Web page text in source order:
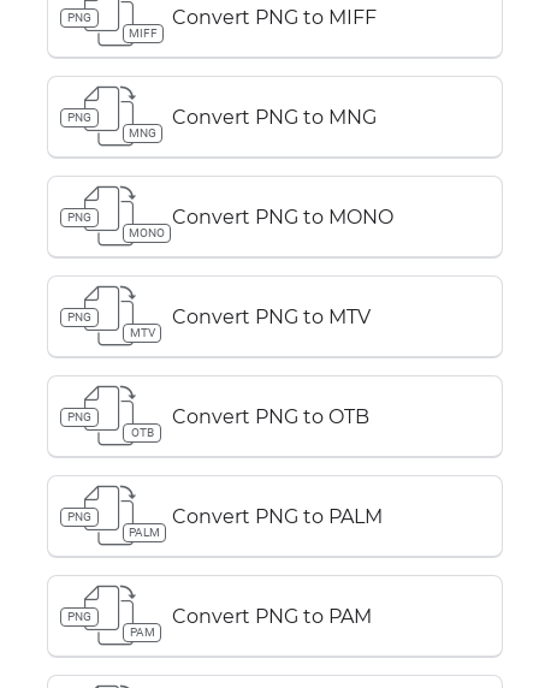
PNG
MIFF
Convert PNG to MIFF
PNG
MNG
Convert PNG to MNG
PNG
MONO
Convert PNG to MONO
PNG
MTV
Convert PNG to MTV
PNG
OTB
Convert PNG to OTB
PNG
PALM
Convert PNG to PALM
PNG
PAM
Convert PNG to PAM